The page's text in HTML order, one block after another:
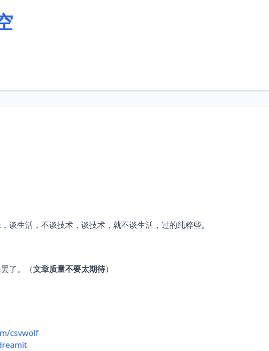
谈生活，不谈技术，谈技术，就不谈生活，过的纯粹些。
了。（文章质量不要太期待）
csvwolf